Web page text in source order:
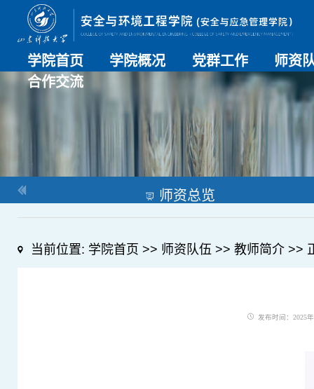
学院首页 学院概况 党群工作 师资
师资总
导师名
教师简
合作交流
师资总览
当前位置: 学院首页 >> 师资队伍 >> 教师简介>>
发布时间：2025